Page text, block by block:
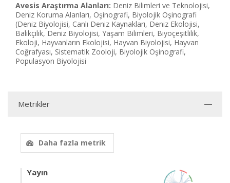
Avesis Araştırma Alanları: Deniz Bilimleri ve Teknolojisi,
Deniz Koruma Alanları, Oşinografi, Biyolojik Oşinografi
(Deniz Biyolojisi, Canlı Deniz Kaynakları, Deniz Ekolojisi,
Balıkçılık, Deniz Biyolojisi, Yaşam Bilimleri, Biyoçeşitlilik,
Ekoloji, Hayvanların Ekolojisi, Hayvan Biyolojisi, Hayvan
Coğrafyası, Sistematik Zooloji, Biyolojik Oşinografi,
Populasyon Biyolojisi
Metrikler
Daha fazla metrik
Yayın